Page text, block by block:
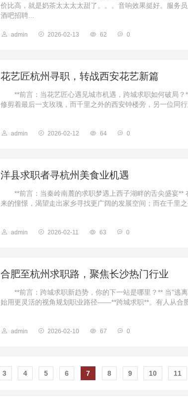
价比高，就是奶茶太太太太甜了。。。音响效果挺好。服务
酒吧招聘...
admin 2026-02-13 62 0
花艺匠杭州寻职，转战西安花艺新篇
**前言：当花艺匠心遇见城市机遇，跨城求职如何破局？
修剪着最后一支玫瑰，而千里之外的西安钟楼旁，另一位同
admin 2026-02-12 64 0
洋县求职者寻杭州美食业机遇
**前言：当秦岭南麓的求职梦遇上西子湖畔的舌尖盛宴**
来的憧憬，渴望走出家乡寻找更广阔的发展空间；而在千里
admin 2026-02-11 63 0
合肥至杭州求职路，聚焦长沙热门行业
**前言：跨城求职新趋势，你的下一站是哪里？** 当"逃
始用更灵活的视角规划职业路径——**跨城求职**。有人从合
admin 2026-02-10 67 0
3 4 5 6 7 8 9 10 11